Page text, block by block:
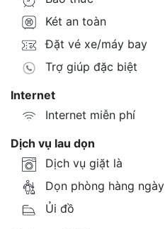
Két an toàn
Đặt vé xe/máy bay
Trợ giúp đặc biệt
Internet
Internet miễn phí
Dịch vụ lau dọn
Dịch vụ giặt là
Dọn phòng hàng ngày
Ủi đồ